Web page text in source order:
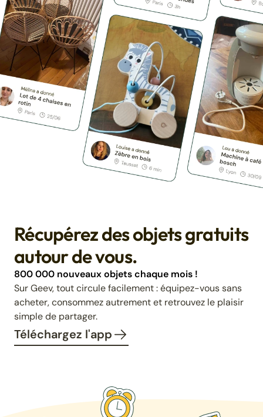
Récupérez des objets gratuits
autour de vous.
800 000 nouveaux objets chaque mois !
Sur Geev, tout circule facilement : équipez-vous sans
acheter, consommez autrement et retrouvez le plaisir
simple de partager.
Téléchargez l'app